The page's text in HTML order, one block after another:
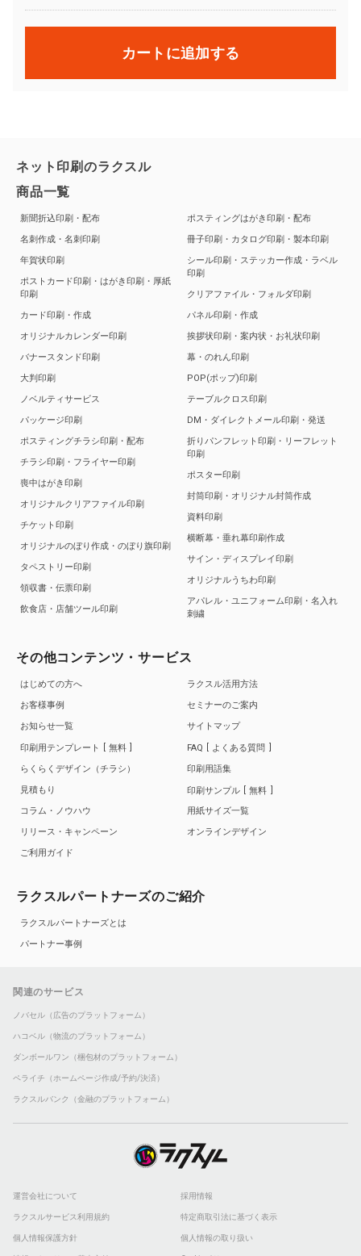
カートに追加する
ネット印刷のラクスル
商品一覧
新聞折込印刷・配布
名刺作成・名刺印刷
年賀状印刷
ポストカード印刷・はがき印刷・厚紙
印刷
カード印刷・作成
オリジナルカレンダー印刷
バナースタンド印刷
大判印刷
ノベルティサービス
パッケージ印刷
ポスティングチラシ印刷・配布
チラシ印刷・フライヤー印刷
喪中はがき印刷
オリジナルクリアファイル印刷
チケット印刷
オリジナルのぼり作成・のぼり旗印刷
タペストリー印刷
領収書・伝票印刷
飲食店・店舗ツール印刷
ポスティングはがき印刷・配布
冊子印刷・カタログ印刷・製本印刷
シール印刷・ステッカー作成・ラベル
印刷
クリアファイル・フォルダ印刷
パネル印刷・作成
挨拶状印刷・案内状・お礼状印刷
幕・のれん印刷
POP(ポップ)印刷
テーブルクロス印刷
DM・ダイレクトメール印刷・発送
折りパンフレット印刷・リーフレット
印刷
ポスター印刷
封筒印刷・オリジナル封筒作成
資料印刷
横断幕・垂れ幕印刷作成
サイン・ディスプレイ印刷
オリジナルうちわ印刷
アパレル・ユニフォーム印刷・名入れ
刺繍
その他コンテンツ・サービス
はじめての方へ
お客様事例
お知らせ一覧
印刷用テンプレート
無料
らくらくデザイン（チラシ）
見積もり
コラム・ノウハウ
リリース・キャンペーン
ご利用ガイド
ラクスル活用方法
セミナーのご案内
サイトマップ
FAQ
よくある質問
印刷用語集
印刷サンプル
無料
用紙サイズ一覧
オンラインデザイン
ラクスルパートナーズのご紹介
ラクスルパートナーズとは
パートナー事例
関連のサービス
ノバセル（広告のプラットフォーム）
ハコベル（物流のプラットフォーム）
ダンボールワン（梱包材のプラットフォーム）
ペライチ（ホームページ作成/予約/決済）
ラクスルバンク（金融のプラットフォーム）
運営会社について 採用情報
ラクスルサービス利用規約 特定商取引法に基づく表示
個人情報保護方針 個人情報の取り扱い